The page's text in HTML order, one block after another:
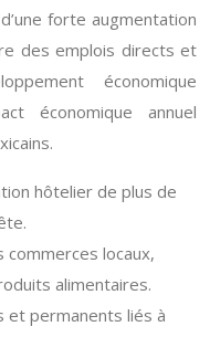
forte augmentation
des emplois directs et
économique
économique annuel
hôtelier de plus de
commerces locaux,
alimentaires.
et permanents liés à